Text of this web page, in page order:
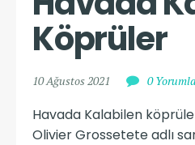
Köprüler
10 Ağustos 2021 0
Havada Kalabilen
Olivier Grossetete adlı